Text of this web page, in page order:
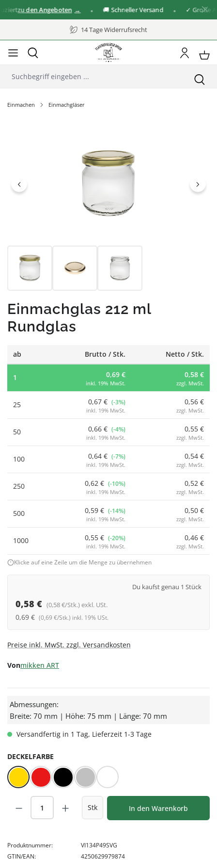
zu den Angeboten 🚚 Schneller Versand ✓ Große
14 Tage Widerrufsrecht
Einmachen Einmachgläser
Einmachglas 212 ml
Rundglas
ab Brutto / Stk. Netto / Stk.
1 0,69 €
inkl. 19% MwSt.
0,58 €
zzgl. MwSt.
25 0,67 € (-3%)
inkl. 19% MwSt.
0,56 €
zzgl. MwSt.
50 0,66 € (-4%)
inkl. 19% MwSt.
0,55 €
zzgl. MwSt.
100 0,64 € (-7%)
inkl. 19% MwSt.
0,54 €
zzgl. MwSt.
250 0,62 € (-10%)
inkl. 19% MwSt.
0,52 €
zzgl. MwSt.
500 0,59 € (-14%)
inkl. 19% MwSt.
0,50 €
zzgl. MwSt.
1000 0,55 € (-20%)
inkl. 19% MwSt.
0,46 €
zzgl. MwSt.
Klicke auf eine Zeile um die Menge zu übernehmen
Du kaufst genau 1 Stück
0,58 € (0,58 €/Stk.) exkl. USt.
0,69 € (0,69 €/Stk.) inkl. 19% USt.
Preise inkl. MwSt. zzgl. Versandkosten
Vonmikken ART
Abmessungen:
Breite: 70 mm | Höhe: 75 mm | Länge: 70 mm
Versandfertig in 1 Tag, Lieferzeit 1-3 Tage
DECKELFARBE
Gold Rot/Weiß kariert
Schwarz Silber Weiß
Produkt Anzahl: Gib den gewünschten
Stk In den Warenkorb
Produktnummer:
VI134P49SVG
GTIN/EAN:
4250629979874